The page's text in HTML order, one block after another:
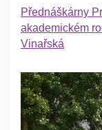
Přednáškárny
akademickém
Vinařská